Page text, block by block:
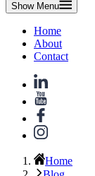
Show Menu
Home
About
Contact
Home